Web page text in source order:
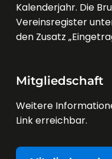
Kalenderjahr. Die
Vereinsregister
den Zusatz
Mitgliedschaft
Weitere
Link erreichbar.